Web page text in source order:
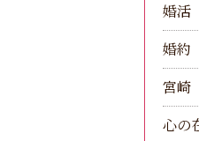
婚活
婚約
宮崎
心の